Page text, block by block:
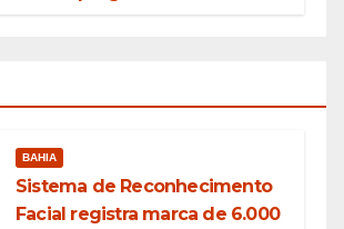
BAHIA
Sistema de Reconhecimento
Facial registra marca de 6.000